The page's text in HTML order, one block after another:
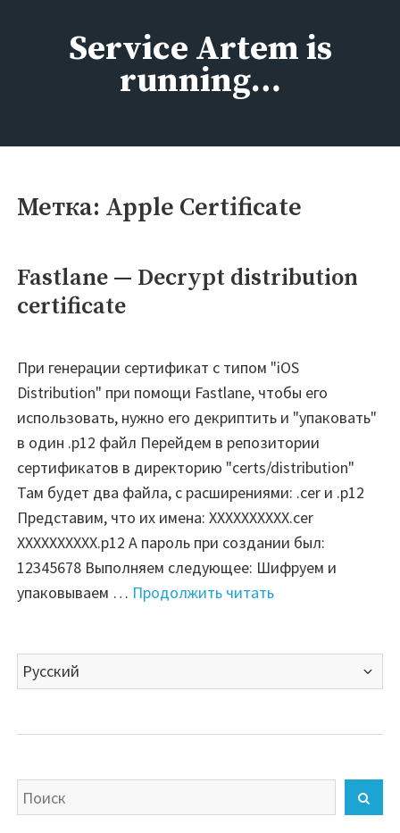
содержимомуService Artem is
running…
Метка: Apple Certificate
Fastlane — Decrypt distribution
certificate
При генерации сертификат с типом "iOS
Distribution" при помощи Fastlane, чтобы его
использовать, нужно его декриптить и "упаковать"
в один .p12 файл Перейдем в репозитории
сертификатов в директорию "certs/distribution"
Там будет два файла, с расширениями: .cer и .p12
Представим, что их имена: XXXXXXXXXX.cer
XXXXXXXXXX.p12 А пароль при создании был:
12345678 Выполняем следующее: Шифруем и
упаковываем … Продолжить читать"Fastlane
certificate"
Выбрать
язык
Искать